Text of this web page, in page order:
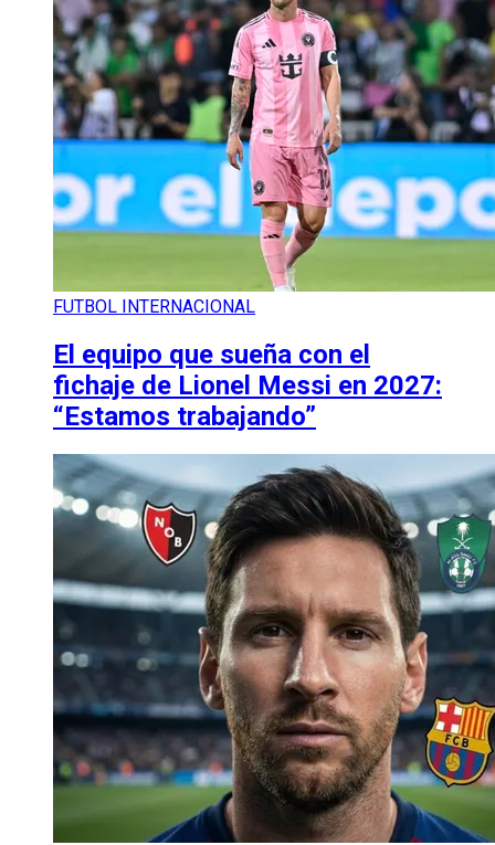
FUTBOL INTERNACIONAL
El equipo que sueña con el
fichaje de Lionel Messi en 2027:
“Estamos trabajando”